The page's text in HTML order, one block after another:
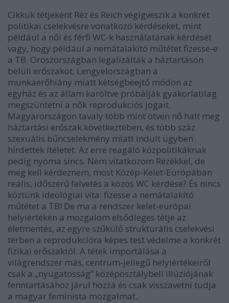
Cikkük tétjeként Réz és Reich végigveszik a konkrét
politikai cselekvésre vonatkozó kérdéseket, mint
például a női és férfi WC-k használatának kérdését
vagy, hogy például a nemátalakító műtétet fizesse-e
a TB. Oroszországban legalizálták a háztartáson
belüli erőszakot, Lengyelországban a
munkaerőhiány miatt kétségbeejtő módon az
egyház és az állam karöltve próbálják gyakorlatilag
megszüntetni a nők reprodukciós jogait.
Magyarországon tavaly több mint ötven nő halt meg
háztartási erőszak következtében, és több száz
szexuális bűncselekmény miatt indult ügyben
hirdettek ítéletet. Az erre reagáló közpolitikáknak
pedig nyoma sincs. Nem vitatkozom Rézékkel, de
meg kell kérdeznem, most Közép-Kelet-Európában
reális, időszerű felvetés a közös WC kérdése? És nincs
köztünk ideológiai vita: fizesse a nemátalakító
műtétet a TB! De ma a rendszer kelet-európai
helyiértékén a mozgalom elsődleges tétje az
életmentés, az egyre szűkülő strukturális cselekvési
térben a reprodukcióra képes test védelme a konkrét
fizikai erőszaktól. A tétek importálása a
világrendszer más, centrum-jellegű helyiértékeiről
csak a „nyugatosság” középosztálybeli illúziójának
fenntartásához járul hozzá és csak visszavetni tudja
a magyar feminista mozgalmat.